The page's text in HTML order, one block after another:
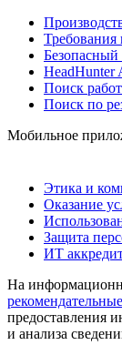
Безопасный
HeadHunter
Поиск
Поиск по
Мобильное
Этика и
Оказание
Защита
ИТ
На
предоставления
и анализа